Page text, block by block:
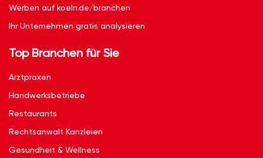
Werben auf koeln.de/branchen
Ihr Unternehmen gratis analysieren
Top Branchen für Sie
Arztpraxen
Handwerksbetriebe
Restaurants
Rechtsanwalt Kanzleien
Gesundheit & Wellness